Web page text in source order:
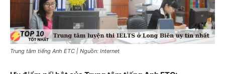
Trung tâm tiếng Anh ETC | Nguồn: Internet